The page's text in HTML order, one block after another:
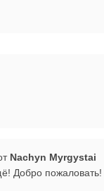
Nachyn Myrgystai
Добро пожаловать!